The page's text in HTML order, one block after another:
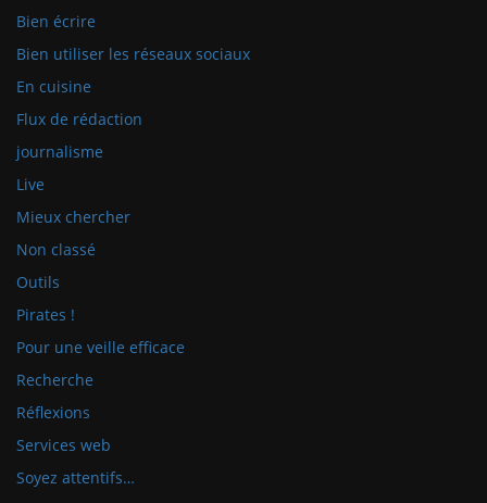
Bien écrire
Bien utiliser les réseaux sociaux
En cuisine
Flux de rédaction
journalisme
Live
Mieux chercher
Non classé
Outils
Pirates !
Pour une veille efficace
Recherche
Réflexions
Services web
Soyez attentifs…